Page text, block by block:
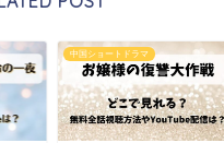
中国ショートドラマ